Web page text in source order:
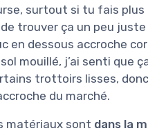
surtout si tu fais plus
trouver ça un peu juste
en dessous accroche
mouillé, j’ai senti que
trottoirs lisses, donc
du marché.
matériaux sont dans la